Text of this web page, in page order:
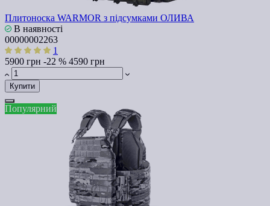
Плитоноска WARMOR з підсумками ОЛИВА
В наявності
00000002263
1
5900 грн -22 % 4590 грн
Купити
Популярний